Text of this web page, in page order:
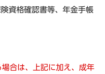
資格確認書等、年金手帳
合は、上記に加え、成年